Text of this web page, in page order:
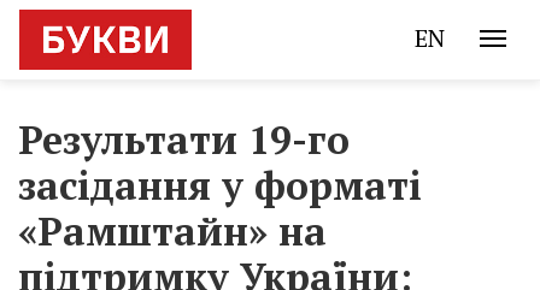
EN
Результати 19-го
засідання у форматі
«Рамштайн» на
підтримку України: